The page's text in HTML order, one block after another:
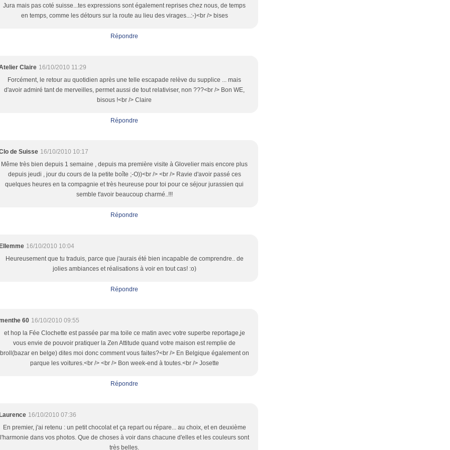
Jura mais pas coté suisse...tes expressions sont également reprises chez nous, de temps
en temps, comme les détours sur la route au lieu des virages...:-)<br /> bises
Répondre
Claire 16/10/2010 11:29
Forcément, le retour au quotidien après une telle escapade relève du supplice ... mais
d'avoir admiré tant de merveilles, permet aussi de tout relativiser, non ???<br /> Bon WE,
bisous !<br /> Claire
Répondre
de Suisse 16/10/2010 10:17
Même très bien depuis 1 semaine , depuis ma première visite à Glovelier mais encore plus
depuis jeudi , jour du cours de la petite boîte ;-O))<br /> <br /> Ravie d'avoir passé ces
quelques heures en ta compagnie et très heureuse pour toi pour ce séjour jurassien qui
semble t'avoir beaucoup charmé..!!!
Répondre
16/10/2010 10:04
Heureusement que tu traduis, parce que j'aurais été bien incapable de comprendre.. de
jolies ambiances et réalisations à voir en tout cas! :o)
Répondre
60 16/10/2010 09:55
et hop la Fée Clochette est passée par ma toile ce matin avec votre superbe reportage,je
vous envie de pouvoir pratiquer la Zen Attitude quand votre maison est remplie de
broll(bazar en belge) dites moi donc comment vous faites?<br /> En Belgique également on
parque les voitures.<br /> <br /> Bon week-end à toutes.<br /> Josette
Répondre
16/10/2010 07:36
En premier, j'ai retenu : un petit chocolat et ça repart ou répare... au choix, et en deuxième
l'harmonie dans vos photos. Que de choses à voir dans chacune d'elles et les couleurs sont
très belles.